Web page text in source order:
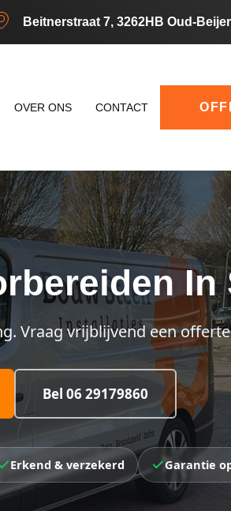
Beitnerstraat 7, 3262HB Oud-
OVER ONS CONTACT
Vraag vrijblijvend een
Bel 06 29179860
Erkend & verzekerd Garantie